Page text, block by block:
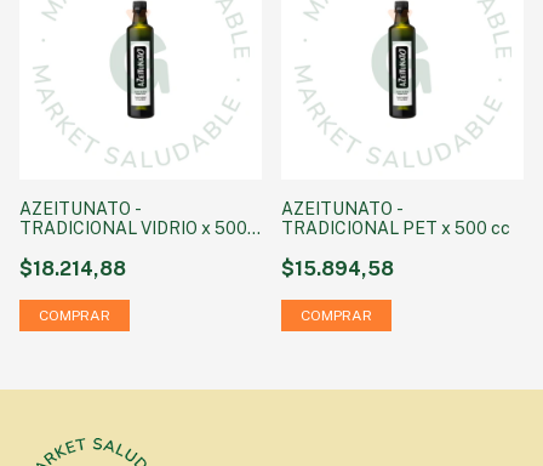
AZEITUNATO -
TRADICIONAL VIDRIO x 500
$18.214,88
AZEITUNATO -
TRADICIONAL PET x 500 cc
$15.894,58